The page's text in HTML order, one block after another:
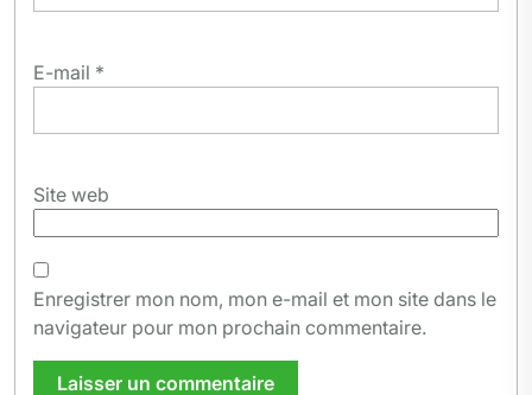
E-mail *
Site web
Enregistrer mon nom, mon e-mail et mon site dans le
navigateur pour mon prochain commentaire.